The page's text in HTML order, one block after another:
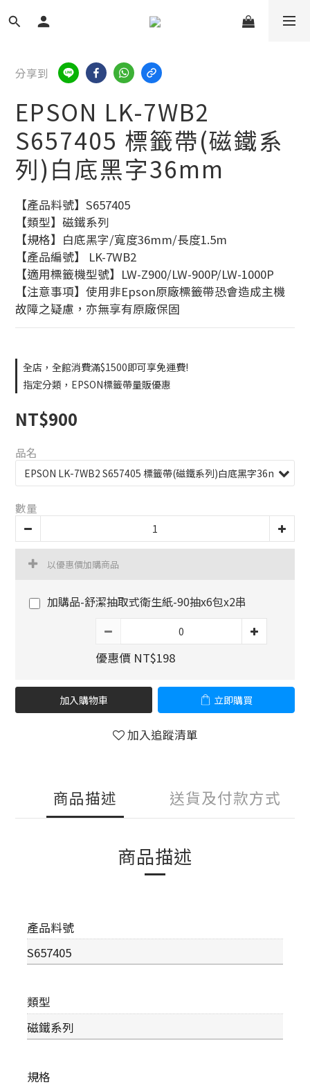
分享到
EPSON LK-7WB2
S657405 標籤帶(磁鐵系
列)白底黑字36mm
【產品料號】S657405
【類型】磁鐵系列
【規格】白底黑字/寬度36mm/長度1.5m
【產品編號】 LK-7WB2
【適用標籤機型號】LW-Z900/LW-900P/LW-1000P
【注意事項】使用非Epson原廠標籤帶恐會造成主機
故障之疑慮，亦無享有原廠保固
全店，全館消費滿$1500即可享免運費!
指定分類，EPSON標籤帶量販優惠
NT$900
品名
數量
以優惠價加購商品
加購品-舒潔抽取式衛生紙-90抽x6包x2串
優惠價 NT$198
加入購物車 立即購買
加入追蹤清單
商品描述 送貨及付款方式
商品描述
產品料號
S657405
類型
磁鐵系列
規格